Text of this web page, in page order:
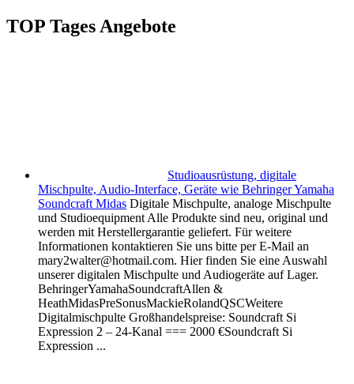
TOP Tages Angebote
Studioausrüstung, digitale
Mischpulte, Audio-Interface, Geräte wie Behringer Yamaha
Soundcraft Midas Digitale Mischpulte, analoge Mischpulte
und Studioequipment Alle Produkte sind neu, original und
werden mit Herstellergarantie geliefert. Für weitere
Informationen kontaktieren Sie uns bitte per E-Mail an
mary2walter@hotmail.com. Hier finden Sie eine Auswahl
unserer digitalen Mischpulte und Audiogeräte auf Lager.
BehringerYamahaSoundcraftAllen &
HeathMidasPreSonusMackieRolandQSCWeitere
Digitalmischpulte Großhandelspreise: Soundcraft Si
Expression 2 – 24-Kanal === 2000 €Soundcraft Si
Expression ...